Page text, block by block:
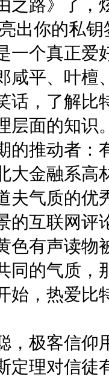
之路》了，
出你的私钥
一个真正爱
咸平、叶檀
话，了解比
层面的知识
的推动者：
大金融系高
夫气质的优
的互联网评
色有声读
同的气质，
始，热爱比
，极客信仰
定理对信徒